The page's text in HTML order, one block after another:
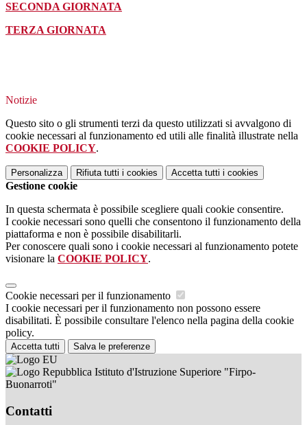
SECONDA GIORNATA
TERZA GIORNATA
Notizie
Questo sito o gli strumenti terzi da questo utilizzati si avvalgono di
cookie necessari al funzionamento ed utili alle finalità illustrate nella
COOKIE POLICY.
Personalizza Rifiuta tutti i cookies Accetta tutti i cookies
Gestione cookie
In questa schermata è possibile scegliere quali cookie consentire.
I cookie necessari sono quelli che consentono il funzionamento della
piattaforma e non è possibile disabilitarli.
Per conoscere quali sono i cookie necessari al funzionamento potete
visionare la COOKIE POLICY.
Cookie necessari per il funzionamento
I cookie necessari per il funzionamento non possono essere
disabilitati. È possibile consultare l'elenco nella pagina della cookie
policy.
Accetta tutti Salva le preferenze
Istituto d'Istruzione Superiore "Firpo-
Buonarroti"
Contatti